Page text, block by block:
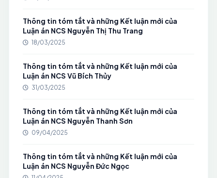
Thông tin tóm tắt và những Kết luận mới của
Luận án NCS Nguyễn Thị Thu Trang
18/03/2025
Thông tin tóm tắt và những Kết luận mới của
Luận án NCS Vũ Bích Thủy
31/03/2025
Thông tin tóm tắt và những Kết luận mới của
Luận án NCS Nguyễn Thanh Sơn
09/04/2025
Thông tin tóm tắt và những Kết luận mới của
Luận án NCS Nguyễn Đức Ngọc